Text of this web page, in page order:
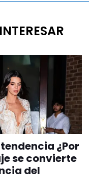
¿Por
se convierte
del